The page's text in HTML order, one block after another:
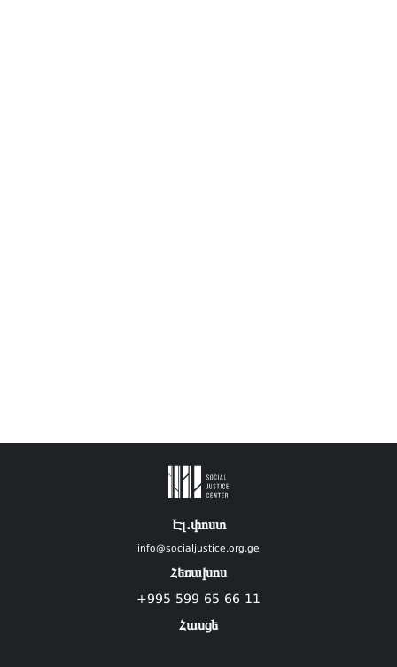
Էլ.փոստ
info@socialjustice.org.ge
Հեռախոս
+995 599 65 66 11
Հասցե